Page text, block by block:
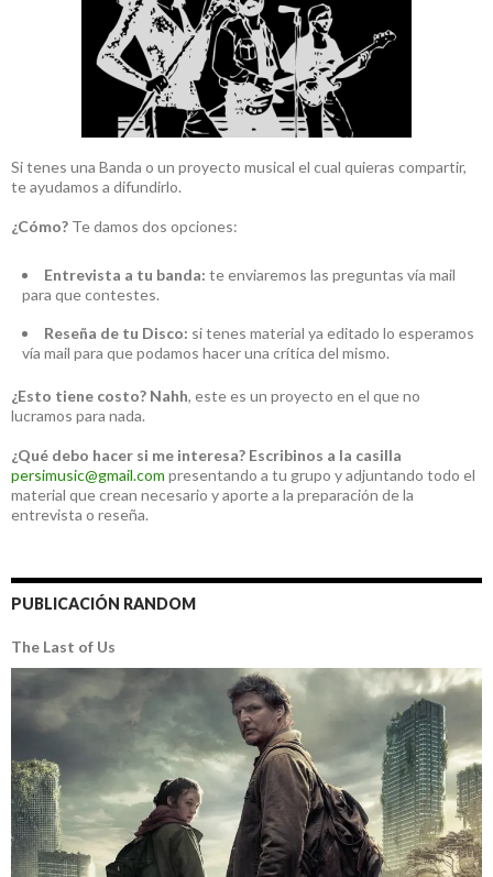
Si tenes una Banda o un proyecto musical el cual quieras compartir,
te ayudamos a difundirlo.
¿Cómo? Te damos dos opciones:
Entrevista a tu banda: te enviaremos las preguntas vía mail
para que contestes.
Reseña de tu Disco: si tenes material ya editado lo esperamos
vía mail para que podamos hacer una crítica del mismo.
¿Esto tiene costo? Nahh, este es un proyecto en el que no
lucramos para nada.
¿Qué debo hacer si me interesa? Escribinos a la casilla
persimusic@gmail.com presentando a tu grupo y adjuntando todo el
material que crean necesario y aporte a la preparación de la
entrevista o reseña.
PUBLICACIÓN RANDOM
The Last of Us